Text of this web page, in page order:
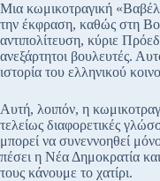
Μια κωμικοτραγική
την έκφραση, καθώς στη
αντιπολίτευση, κύριε
ανεξάρτητοι βουλευτές.
ιστορία του ελληνικού
Αυτή, λοιπόν, η
τελείως διαφορετικές
μπορεί να συνεννοηθεί
πέσει η Νέα Δημοκρατία
τους κάνουμε το χατίρι.